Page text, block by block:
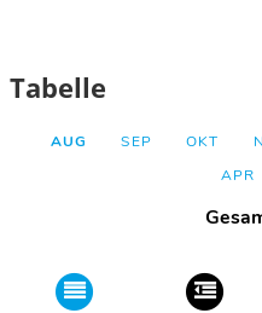
Tabelle
AUG SEP OKT
APR